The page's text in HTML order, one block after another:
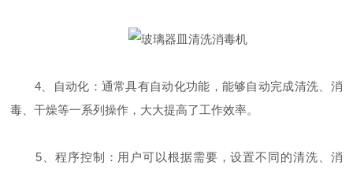
4、自动化：通常具有自动化功能，能够自动完成清洗、消
毒、干燥等一系列操作，大大提高了工作效率。
5、程序控制：用户可以根据需要，设置不同的清洗、消